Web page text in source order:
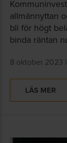
allmännyttan
bli för högt
binda räntan
8 oktober 2023
LÄS MER